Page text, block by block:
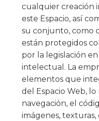
cualquier creación
este Espacio, así
su conjunto, como
están protegidos
por la legislación
intelectual. La
elementos que
del Espacio Web,
navegación, el
imágenes,